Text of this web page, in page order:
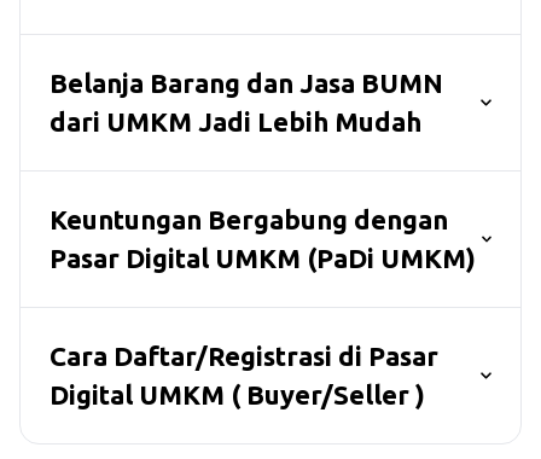
Belanja Barang dan Jasa BUMN
dari UMKM Jadi Lebih Mudah
Keuntungan Bergabung dengan
Pasar Digital UMKM (PaDi UMKM)
Cara Daftar/Registrasi di Pasar
Digital UMKM ( Buyer/Seller )